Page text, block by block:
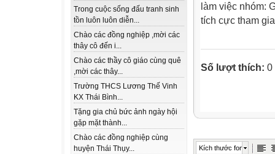
Trong cuộc sống đấu tranh sinh
tồn luôn luôn diễn...
Chào các đồng nghiệp ,mời các
thây cô đến i...
Chào các thầy cô giáo cùng quê
,mời các thây...
Trường THCS Lương Thế Vinh
KX Thái Bình...
Tặng gia chủ bức ảnh ngày hội
gặp mặt thành...
Chào các đồng nghiệp cùng
huyện Thái Thụy...
làm việc nhóm:
tích cực tham
Số lượt thích: 0
Kích thước font